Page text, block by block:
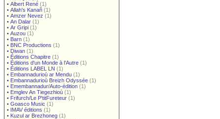
• Albert René (1)
• Allah's Kanañ (1)
• Amzer Nevez (1)
• An Dalar (1)
• Ar Gripi (1)
• Auzou (1)
• Barn (1)
• BNC Productions (1)
• Diwan (1)
• Éditions Chapitre (1)
• Éditions d'un Monde à l'Autre (1)
• Éditions LABEL LN (1)
• Embannadurioù ar Mendu (1)
• Embannadurioù Breizh Odyssée (1)
• Emembannadur/Auto-édition (1)
• Emglev An Tiegezhioù (1)
• Frifurch/Le P'titFureteur (1)
• Goasco Music (1)
• IMAV éditions (1)
• Kuzul ar Brezhoneg (1)